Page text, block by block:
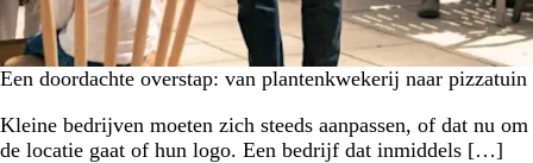
Een doordachte overstap: van plantenkwekerij naar pizzatuin
Kleine bedrijven moeten zich steeds aanpassen, of dat nu om
de locatie gaat of hun logo. Een bedrijf dat inmiddels […]